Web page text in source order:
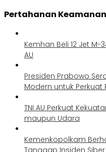
Pertahanan Keamanan
Kemhan Beli 12 Jet M-
AU
Presiden Prabowo
Modern untuk Perkuat
TNI AU Perkuat
maupun Udara
Kemenkopolkam